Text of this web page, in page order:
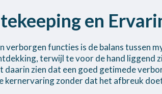
en
verborgen functies is de balans tussen
terwijl te voor de hand liggend
daarin zien dat een goed getimede
kernervaring zonder dat het afbreuk